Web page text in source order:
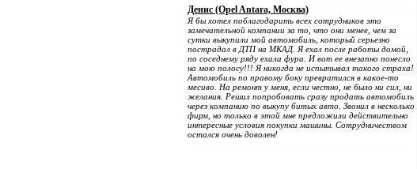
Денис (Opel Antara, Москва)
Я бы хотел поблагодарить всех сотрудников это
замечательной компании за то, что они менее, чем за
сутки выкупили мой автомобиль, который серьезно
пострадал в ДТП на МКАД. Я ехал после работы домой,
по соседнему ряду ехала фура. И вот ее внезапно понесло
на мою полосу!!! Я никогда не испытывал такого страха!
Автомобиль по правому боку превратился в какое-то
месиво. На ремонт у меня, если честно, не было ни сил, ни
желания. Решил попробовать сразу продать автомобиль
через компанию по выкупу битых авто. Звонил в несколько
фирм, но только в этой мне предложили действительно
интересные условия покупки машины. Сотрудничеством
остался очень доволен!